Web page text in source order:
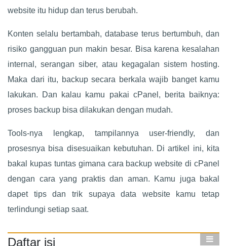
website itu hidup dan terus berubah.
Konten selalu bertambah, database terus bertumbuh, dan
risiko gangguan pun makin besar. Bisa karena kesalahan
internal, serangan siber, atau kegagalan sistem hosting.
Maka dari itu, backup secara berkala wajib banget kamu
lakukan. Dan kalau kamu pakai cPanel, berita baiknya:
proses backup bisa dilakukan dengan mudah.
Tools-nya lengkap, tampilannya user-friendly, dan
prosesnya bisa disesuaikan kebutuhan. Di artikel ini, kita
bakal kupas tuntas gimana cara backup website di cPanel
dengan cara yang praktis dan aman. Kamu juga bakal
dapet tips dan trik supaya data website kamu tetap
terlindungi setiap saat.
Daftar isi